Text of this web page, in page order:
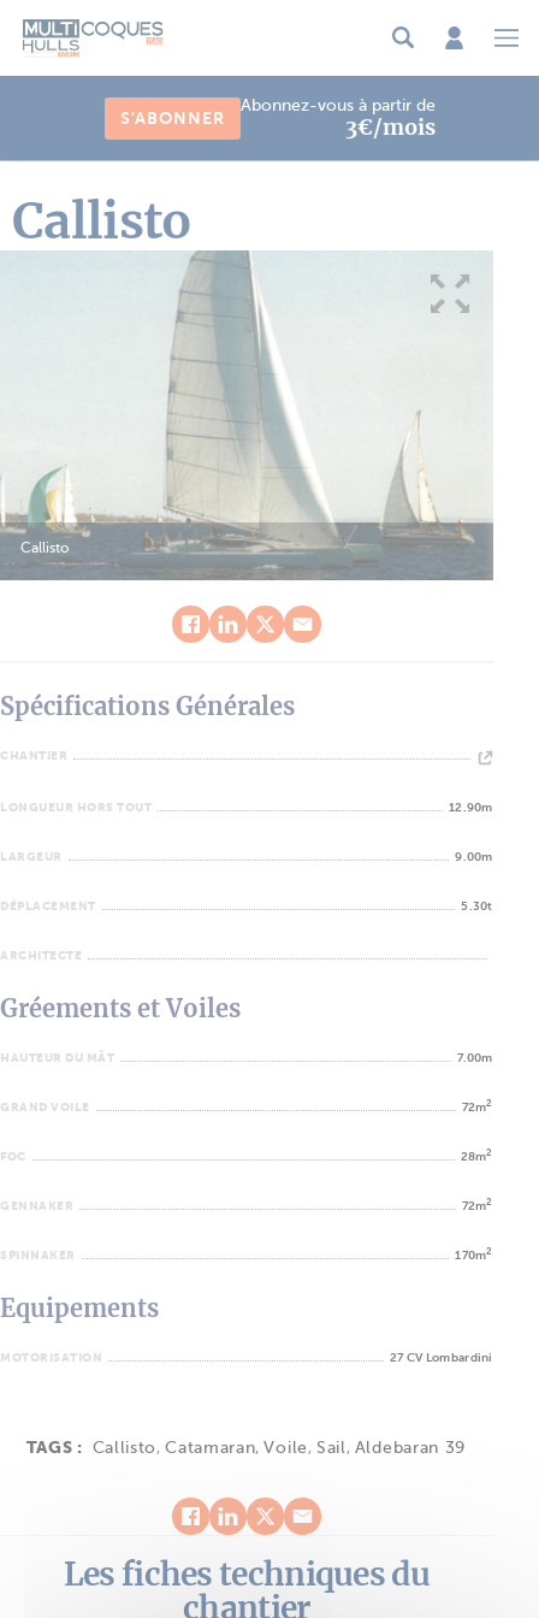
S'ABONNER
Abonnez-vous à partir de
3€/mois
Callisto
Callisto
Spécifications Générales
CHANTIER
LONGUEUR HORS TOUT 12.90m
LARGEUR 9.00m
DÉPLACEMENT 5.30t
ARCHITECTE
Gréements et Voiles
HAUTEUR DU MÂT 7.00m
GRAND VOILE 72m2
FOC 28m2
GENNAKER 72m2
SPINNAKER 170m2
Equipements
MOTORISATION 27 CV Lombardini
TAGS : Callisto ,Catamaran,Voile , Sail, Aldebaran 39
Les fiches techniques du
chantier